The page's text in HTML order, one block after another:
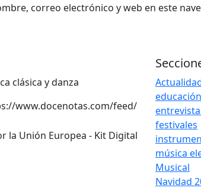
correo electrónico y web en este
clásica y danza
www.docenotas.com/feed/
educación
festivales
música
Musical
Navidad